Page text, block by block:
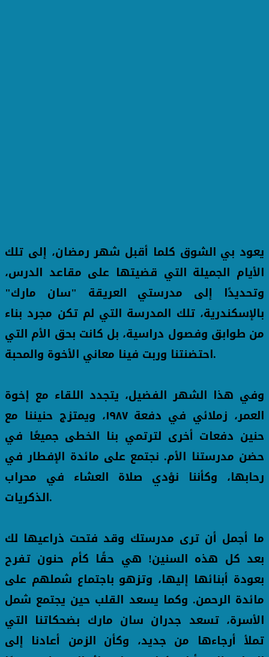
يعود بي الشوق كلما أقبل شهر رمضان، إلى تلك
الأيام الجميلة التي قضيتها على مقاعد الدرس،
وتحديدًا إلى مدرستي العريقة "سان مارك"
بالإسكندرية، تلك المدرسة التي لم تكن مجرد بناء
من طوابق وفصول دراسية، بل كانت بحق الأم التي
احتضنتنا وربت فينا معاني الأخوة والمحبة.
وفي هذا الشهر الفضيل، يتجدد اللقاء مع إخوة
العمر، زملائي في دفعة ١٩٨٧، ويمتزج حنيننا مع
حنين دفعات أخرى لترتمي بنا الخطى جميعًا في
حضن مدرستنا الأم. نجتمع على مائدة الإفطار في
رحابها، وكأننا نؤدي صلاة العشاء في محراب
الذكريات.
ما أجمل أن ترى مدرستك وقد فتحت ذراعيها لك
بعد كل هذه السنين! هي حقًا كأم حنون تفرح
بعودة أبنائها إليها، وتزهو باجتماع شملهم على
مائدة الرحمن. وكما يسعد القلب حين يجتمع شمل
الأسرة، تسعد جدران سان مارك بضحكاتنا التي
تملأ أرجاءها من جديد، وكأن الزمن أعادنا إلى